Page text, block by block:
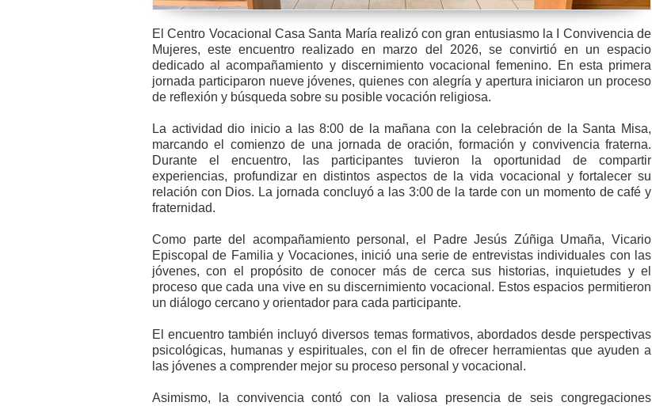
El Centro Vocacional Casa Santa María realizó con gran entusiasmo la I Convivencia de
Mujeres, este encuentro realizado en marzo del 2026, se convirtió en un espacio
dedicado al acompañamiento y discernimiento vocacional femenino. En esta primera
jornada participaron nueve jóvenes, quienes con alegría y apertura iniciaron un proceso
de reflexión y búsqueda sobre su posible vocación religiosa.
La actividad dio inicio a las 8:00 de la mañana con la celebración de la Santa Misa,
marcando el comienzo de una jornada de oración, formación y convivencia fraterna.
Durante el encuentro, las participantes tuvieron la oportunidad de compartir
experiencias, profundizar en distintos aspectos de la vida vocacional y fortalecer su
relación con Dios. La jornada concluyó a las 3:00 de la tarde con un momento de café y
fraternidad.
Como parte del acompañamiento personal, el Padre Jesús Zúñiga Umaña, Vicario
Episcopal de Familia y Vocaciones, inició una serie de entrevistas individuales con las
jóvenes, con el propósito de conocer más de cerca sus historias, inquietudes y el
proceso que cada una vive en su discernimiento vocacional. Estos espacios permitieron
un diálogo cercano y orientador para cada participante.
El encuentro también incluyó diversos temas formativos, abordados desde perspectivas
psicológicas, humanas y espirituales, con el fin de ofrecer herramientas que ayuden a
las jóvenes a comprender mejor su proceso personal y vocacional.
Asimismo, la convivencia contó con la valiosa presencia de seis congregaciones